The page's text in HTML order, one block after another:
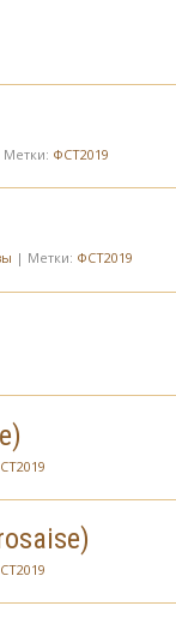
Метки: ФСТ2019
| Метки: ФСТ2019